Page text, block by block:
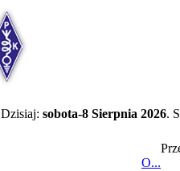
Dzisiaj: sobota-8 Sierpnia 2026.
O...